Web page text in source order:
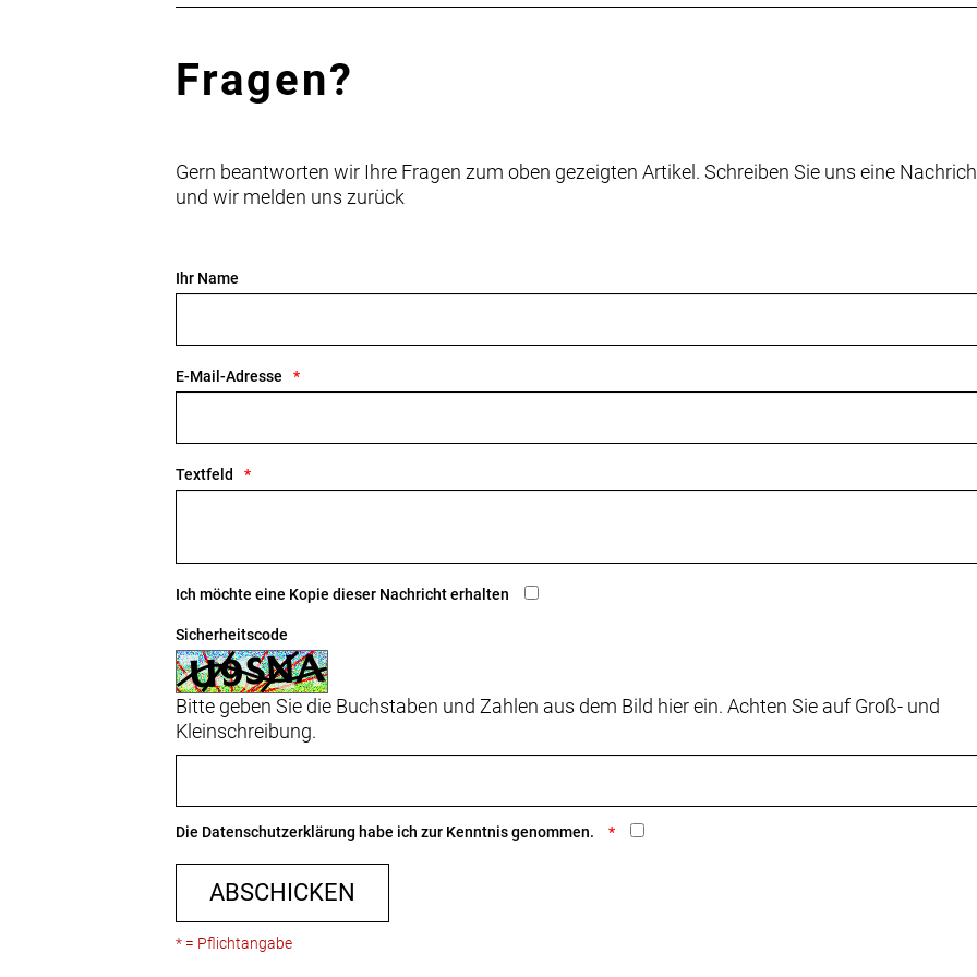
Fragen?
Gern beantworten wir Ihre Fragen zum oben gezeigten Artikel. Schreiben Sie uns eine
und wir melden uns zurück
Ihr Name
E-Mail-Adresse
Textfeld
Ich möchte eine Kopie dieser Nachricht erhalten
Sicherheitscode
Bitte geben Sie die Buchstaben und Zahlen aus dem Bild hier ein. Achten Sie auf Groß- und
Kleinschreibung.
Die Datenschutzerklärung habe ich zur Kenntnis genommen.
ABSCHICKEN
* = Pflichtangabe